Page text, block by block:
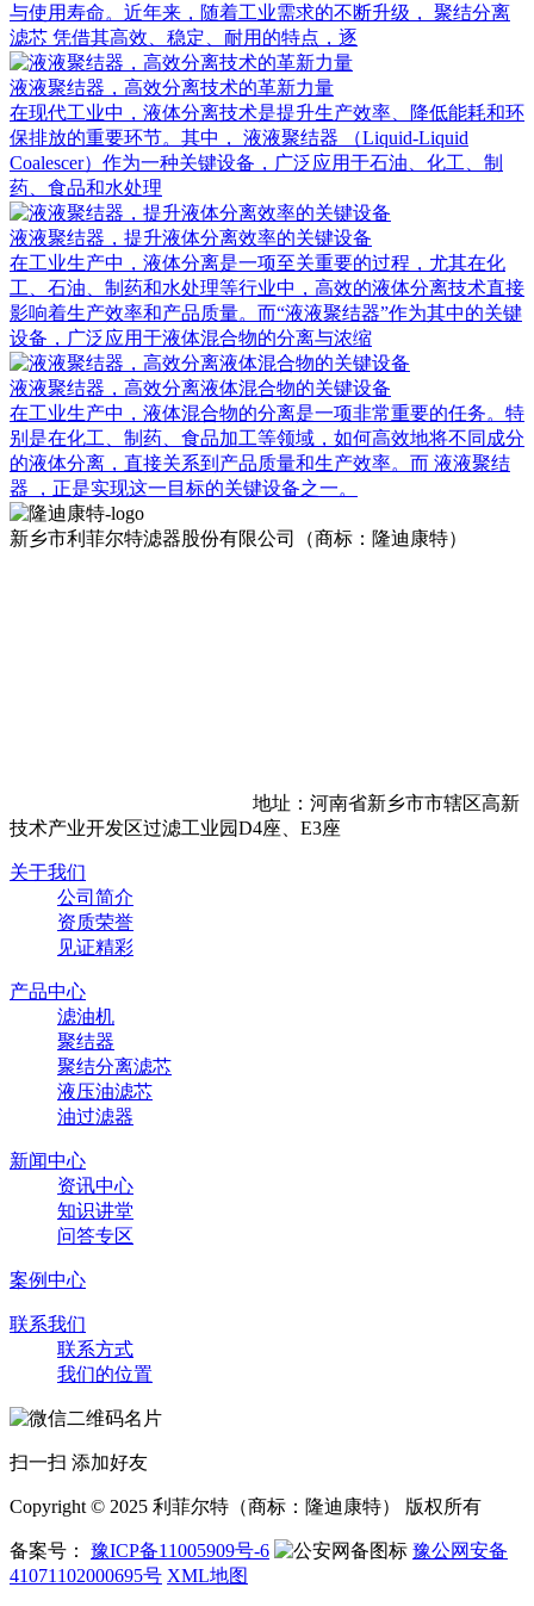
与使用寿命。近年来，随着工业需求的不断升级， 聚结分离
滤芯 凭借其高效、稳定、耐用的特点，逐
液液聚结器，高效分离技术的革新力量
在现代工业中，液体分离技术是提升生产效率、降低能耗和环
保排放的重要环节。其中， 液液聚结器 （Liquid-Liquid
Coalescer）作为一种关键设备，广泛应用于石油、化工、制
药、食品和水处理
液液聚结器，提升液体分离效率的关键设备
在工业生产中，液体分离是一项至关重要的过程，尤其在化
工、石油、制药和水处理等行业中，高效的液体分离技术直接
影响着生产效率和产品质量。而“液液聚结器”作为其中的关键
设备，广泛应用于液体混合物的分离与浓缩
液液聚结器，高效分离液体混合物的关键设备
在工业生产中，液体混合物的分离是一项非常重要的任务。特
别是在化工、制药、食品加工等领域，如何高效地将不同成分
的液体分离，直接关系到产品质量和生产效率。而 液液聚结
器 ，正是实现这一目标的关键设备之一。
新乡市利菲尔特滤器股份有限公司（商标：隆迪康特）
地址：河南省新乡市市辖区高新
技术产业开发区过滤工业园D4座、E3座
关于我们
公司简介
资质荣誉
见证精彩
产品中心
滤油机
聚结器
聚结分离滤芯
液压油滤芯
油过滤器
新闻中心
资讯中心
知识讲堂
问答专区
案例中心
联系我们
联系方式
我们的位置
扫一扫 添加好友
Copyright © 2025 利菲尔特（商标：隆迪康特） 版权所有
备案号： 豫ICP备11005909号-6
豫公网安备
41071102000695号 XML地图